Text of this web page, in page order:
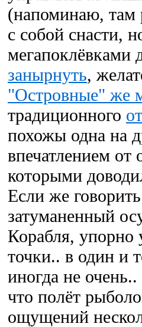
(напоминаю, там
с собой снасти,
мегапоклёвками
занырнуть,
"Островные" же
традиционного
похожы одна на
впечатлением от
которыми
Если же
затуманенный
Корабля, упорно
точки.. в один и
иногда не
что полёт
ощущений